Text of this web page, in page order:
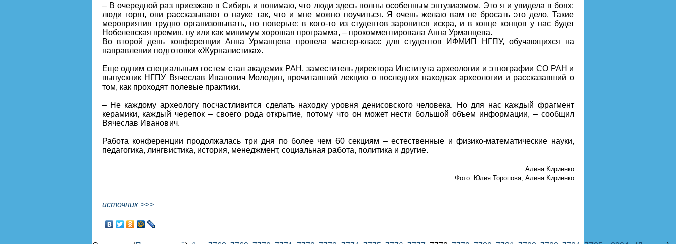
– В очередной раз приезжаю в Сибирь и понимаю, что люди здесь полны особенным энтузиазмом. Это я и увидела в боях:
люди горят, они рассказывают о науке так, что и мне можно поучиться. Я очень желаю вам не бросать это дело. Такие
мероприятия трудно организовывать, но поверьте: в кого-то из студентов заронится искра, и в конце концов у нас будет
Нобелевская премия, ну или как минимум хорошая программа, – прокомментировала Анна Урманцева.
Во второй день конференции Анна Урманцева провела мастер-класс для студентов ИФМИП НГПУ, обучающихся на
направлении подготовки «Журналистика».
Еще одним специальным гостем стал академик РАН, заместитель директора Института археологии и этнографии СО РАН и
выпускник НГПУ Вячеслав Иванович Молодин, прочитавший лекцию о последних находках археологии и рассказавший о
том, как проходят полевые практики.
– Не каждому археологу посчастливится сделать находку уровня денисовского человека. Но для нас каждый фрагмент
керамики, каждый черепок – своего рода открытие, потому что он может нести большой объем информации, – сообщил
Вячеслав Иванович.
Работа конференции продолжалась три дня по более чем 60 секциям – естественные и физико-математические науки,
педагогика, лингвистика, история, менеджмент, социальная работа, политика и другие.
Алина Кириенко
Фото: Юлия Торопова, Алина Кириенко
источник >>>